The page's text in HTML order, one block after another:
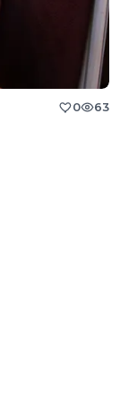
0 63